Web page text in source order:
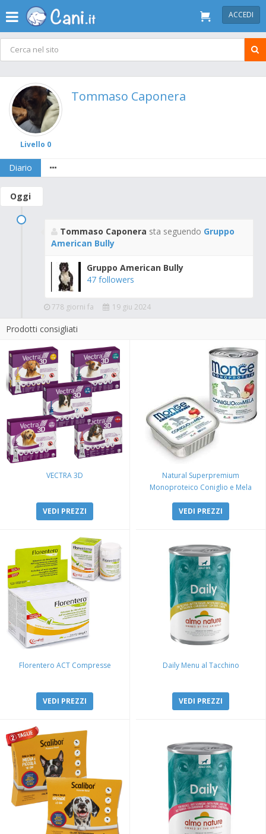
ACCEDI
Livello 0
Tommaso Caponera
Diario
Oggi
Tommaso Caponera sta seguendo Gruppo
American Bully
Gruppo American Bully
47 followers
778 giorni fa 19 giu 2024
Prodotti consigliati
VECTRA 3D
VEDI PREZZI
Natural Superpremium
Monoproteico Coniglio e Mela
VEDI PREZZI
Florentero ACT Compresse
VEDI PREZZI
Daily Menu al Tacchino
VEDI PREZZI